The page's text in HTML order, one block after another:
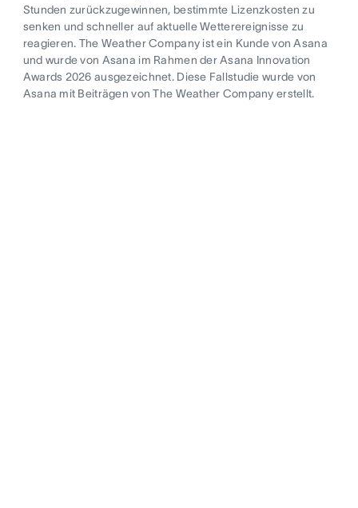
Stunden zurückzugewinnen, bestimmte Lizenzkosten zu
senken und schneller auf aktuelle Wetterereignisse zu
reagieren. The Weather Company ist ein Kunde von Asana
und wurde von Asana im Rahmen der Asana Innovation
Awards 2026 ausgezeichnet. Diese Fallstudie wurde von
Asana mit Beiträgen von The Weather Company erstellt.